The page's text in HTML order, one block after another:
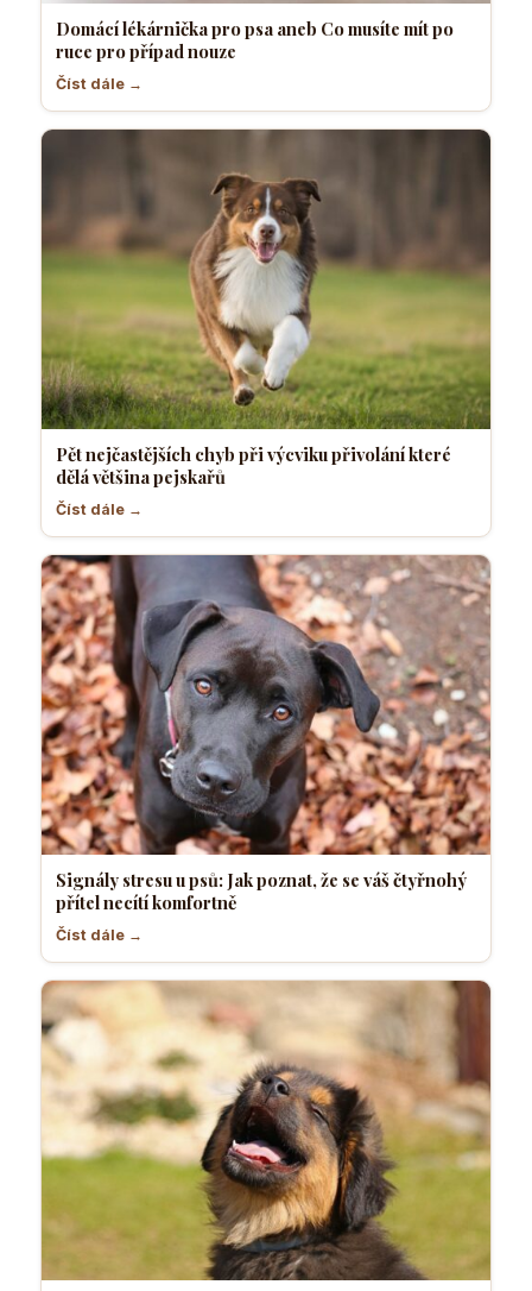
Domácí lékárnička pro psa aneb Co musíte mít po
ruce pro případ nouze
Číst dále →
Pět nejčastějších chyb při výcviku přivolání které
dělá většina pejskařů
Číst dále →
Signály stresu u psů: Jak poznat, že se váš čtyřnohý
přítel necítí komfortně
Číst dále →